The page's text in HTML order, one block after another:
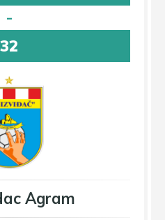
-
32
Agram